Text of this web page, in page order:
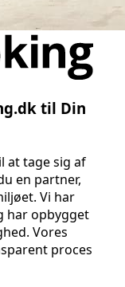
til Din
at tage sig af
en partner,
Vi har
har opbygget
Vores
proces